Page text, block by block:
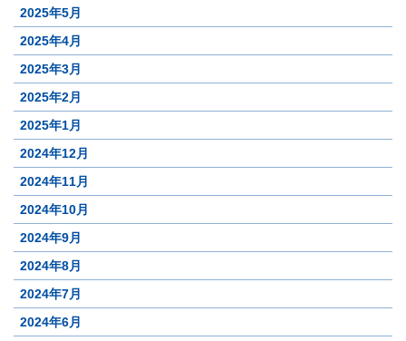
2025年5月
2025年4月
2025年3月
2025年2月
2025年1月
2024年12月
2024年11月
2024年10月
2024年9月
2024年8月
2024年7月
2024年6月